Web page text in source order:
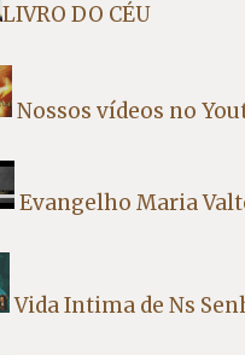
LIVRO DO CÉU
Nossos vídeos no
Evangelho Maria
Vida Intima de Ns